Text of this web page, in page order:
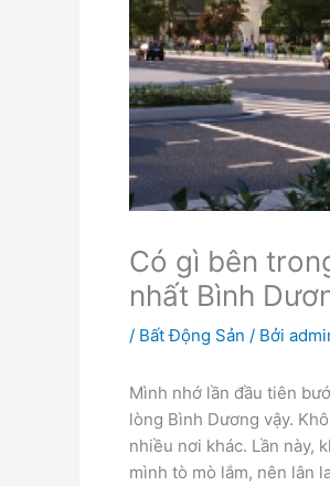
Có gì bên
nhất Bình
/ Bất Động Sản / Bởi
Mình nhớ lần đầu tiên
lòng Bình Dương vậy.
nhiều nơi khác. Lần này,
mình tò mò lắm, nên lân